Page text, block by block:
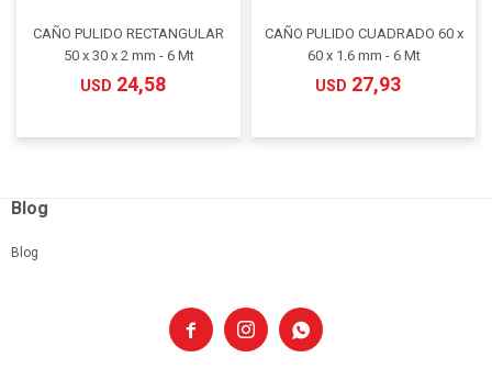
CAÑO PULIDO RECTANGULAR
50 x 30 x 2 mm - 6 Mt
USD 24,58
CAÑO PULIDO CUADRADO 60 x
60 x 1.6 mm - 6 Mt
USD 27,93
  
Blog
Blog